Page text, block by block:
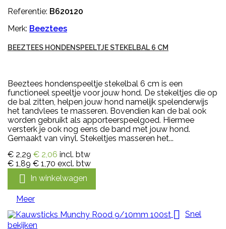
Referentie: B620120
Merk: Beeztees
BEEZTEES HONDENSPEELTJE STEKELBAL 6 CM
Beeztees hondenspeeltje stekelbal 6 cm is een
functioneel speeltje voor jouw hond. De stekeltjes die op
de bal zitten, helpen jouw hond namelijk spelenderwijs
het tandvlees te masseren. Bovendien kan de bal ook
worden gebruikt als apporteerspeelgoed. Hiermee
versterk je ook nog eens de band met jouw hond.
Gemaakt van vinyl. Stekeltjes masseren het...
€ 2,29 € 2,06 incl. btw
€ 1,89 € 1,70 excl. btw
 In winkelwagen
Meer
 Snel
bekijken